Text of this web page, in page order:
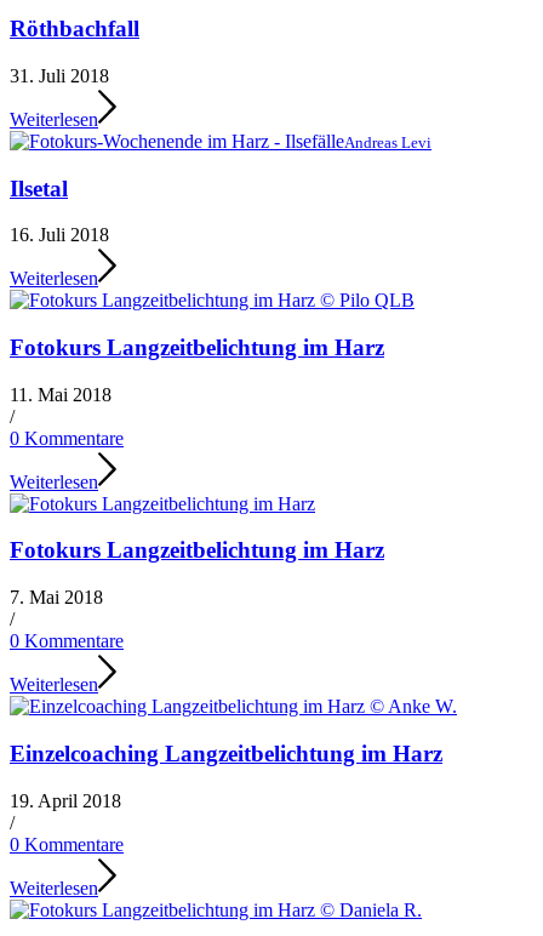
Röthbachfall
31. Juli 2018
Weiterlesen
Andreas Levi
Ilsetal
16. Juli 2018
Weiterlesen
Fotokurs Langzeitbelichtung im Harz
11. Mai 2018
/
0 Kommentare
Weiterlesen
Fotokurs Langzeitbelichtung im Harz
7. Mai 2018
/
0 Kommentare
Weiterlesen
Einzelcoaching Langzeitbelichtung im Harz
19. April 2018
/
0 Kommentare
Weiterlesen